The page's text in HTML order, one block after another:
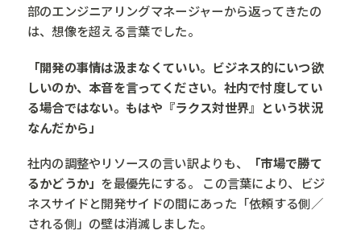
部のエンジニアリングマネージャーから返ってきたの
は、想像を超える言葉でした。
「開発の事情は汲まなくていい。ビジネス的にいつ欲
しいのか、本音を言ってください。社内で忖度してい
る場合ではない。もはや『ラクス対世界』という状況
なんだから」
社内の調整やリソースの言い訳よりも、
「市場で勝て
るかどうか」 を最優先にする。 この言葉により、ビジ
ネスサイドと開発サイドの間にあった「依頼する側／
される側」の壁は消滅しました。